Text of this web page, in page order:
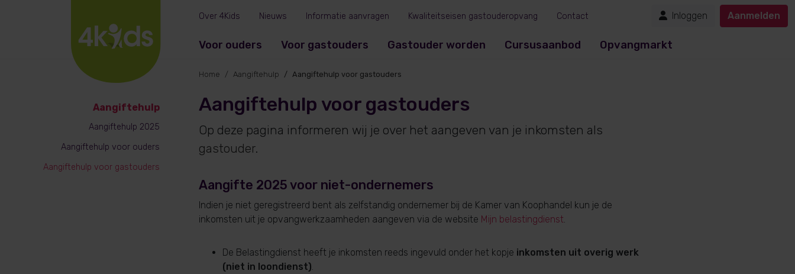
Voor ouders Voor gastouders Gastouder worden Cursusaanbod Opvangmarkt
Over 4Kids Nieuws Informatie aanvragen Kwaliteitseisen gastouderopvang Contact Inloggen Aanmelden
Aangiftehulp
Aangiftehulp 2025
Aangiftehulp voor ouders
Aangiftehulp voor gastouders
Home Aangiftehulp Aangiftehulp voor gastouders
Aangiftehulp voor gastouders
Op deze pagina informeren wij je over het aangeven van je inkomsten als
gastouder.
Aangifte 2025 voor niet-ondernemers
Indien je niet geregistreerd bent als zelfstandig ondernemer bij de Kamer van Koophandel kun je de
inkomsten uit je opvangwerkzaamheden aangeven via de website Mijn belastingdienst
De Belastingdienst heeft je inkomsten reeds ingevuld onder het kopje inkomsten uit overig werk
(niet in loondienst)